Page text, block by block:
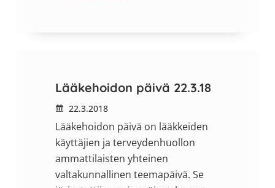
Lääkehoidon päivä 22.3.18
22.3.2018
Lääkehoidon päivä on lääkkeiden
käyttäjien ja terveydenhuollon
ammattilaisten yhteinen
valtakunnallinen teemapäivä. Se